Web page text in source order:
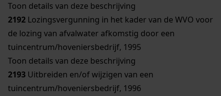
Toon details van deze beschrijving
2192 Lozingsvergunning in het kader van de WVO voor
de lozing van afvalwater afkomstig door een
tuincentrum/hoveniersbedrijf, 1995
Toon details van deze beschrijving
2193 Uitbreiden en/of wijzigen van een
tuincentrum/hoveniersbedrijf, 1996